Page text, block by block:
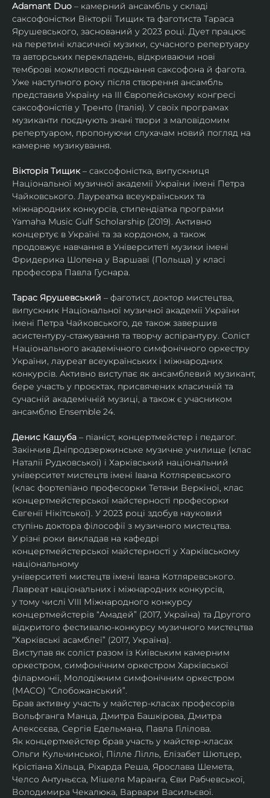
Adamant Duo – камерний ансамбль у складі
саксофоністки Вікторії Тищик та фаготиста Тараса
Ярушевського, заснований у 2023 році. Дует працює
на перетині класичної музики, сучасного репертуару
та авторських перекладень, відкриваючи нові
темброві можливості поєднання саксофона й фагота.
Уже наступного року після створення ансамбль
представив Україну на ІІІ Європейському конгресі
саксофоністів у Тренто (Італія). У своїх програмах
музиканти поєднують знані твори з маловідомим
репертуаром, пропонуючи слухачам новий погляд на
камерне музикування.
Вікторія Тищик – саксофоністка, випускниця
Національної музичної академії України імені Петра
Чайковського. Лауреатка всеукраїнських та
міжнародних конкурсів, стипендіатка програми
Yamaha Music Gulf Scholarship (2019). Активно
концертує в Україні та за кордоном, а також
продовжує навчання в Університеті музики імені
Фридерика Шопена у Варшаві (Польща) у класі
професора Павла Гуснара.
Тарас Ярушевський – фаготист, доктор мистецтва,
випускник Національної музичної академії України
імені Петра Чайковського, де також завершив
асистентуру-стажування та творчу аспірантуру. Соліст
Національного академічного симфонічного оркестру
України, лауреат всеукраїнських і міжнародних
конкурсів. Активно виступає як ансамблевий музикант,
бере участь у проєктах, присвячених класичній та
сучасній академічній музиці, а також є учасником
ансамблю Ensemble 24.
Денис Кашуба – піаніст, концертмейстер і педагог.
Закінчив Дніпродзержинське музичне училище (клас
Наталії Рудковської) і Харківський національний
університет мистецтв імені Івана Котляревського
(клас фортепіано професорки Тетяни Веркіної, клас
концертмейстерської майстерності професорки
Євгенії Нікітської). У 2023 році здобув науковий
ступінь доктора філософії з музичного мистецтва.
У різні роки викладав на кафедрі
концертмейстерської майстерності у Харківському
національному
університеті мистецтв імені Івана Котляревського.
Лавреат національних і міжнародних конкурсів,
у тому числі VIII Міжнародного конкурсу
концертмейстерів “Амадей” (2017, Україна) та Другого
відкритого фестивалю-конкурсу музичного мистецтва
“Харківські асамблеї” (2017, Україна).
Виступав як соліст разом із Київським камерним
оркестром, симфонічним оркестром Харківської
філармонії, Молодіжним симфонічним оркестром
(МАСО) “Слобожанський”.
Брав активну участь у майстер-класах професорів
Вольфганга Манца, Дмитра Башкірова, Дмитра
Алексєєва, Сергія Едельмана, Павла Гілілова.
Як концертмейстер брав участь у майстер-класах
Ольги Кульчинської, Пілле Лілль, Елізабет Шютцер,
Крістіана Хільца, Ріхарда Реша, Ярослава Шемета,
Челсо Антуньєса, Мішеля Маранга, Єви Рабчевської,
Володимира Чекалюка, Варвари Васильєвої.